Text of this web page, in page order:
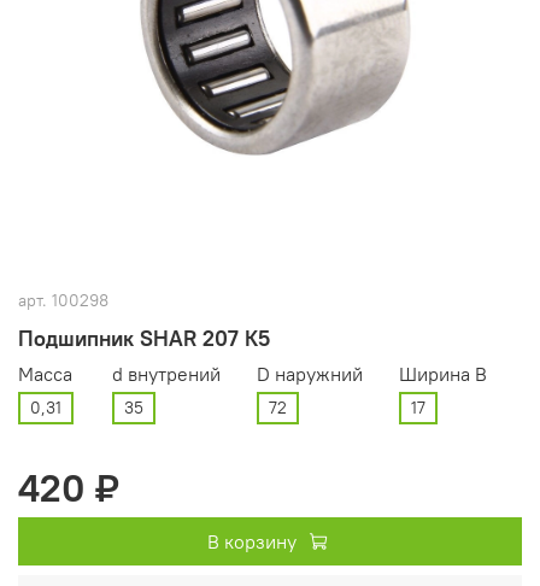
арт. 100298
Подшипник SHAR 207 К5
Масса
0,31
d внутрений
35
D наружний
72
Ширина В
17
420 ₽
В корзину